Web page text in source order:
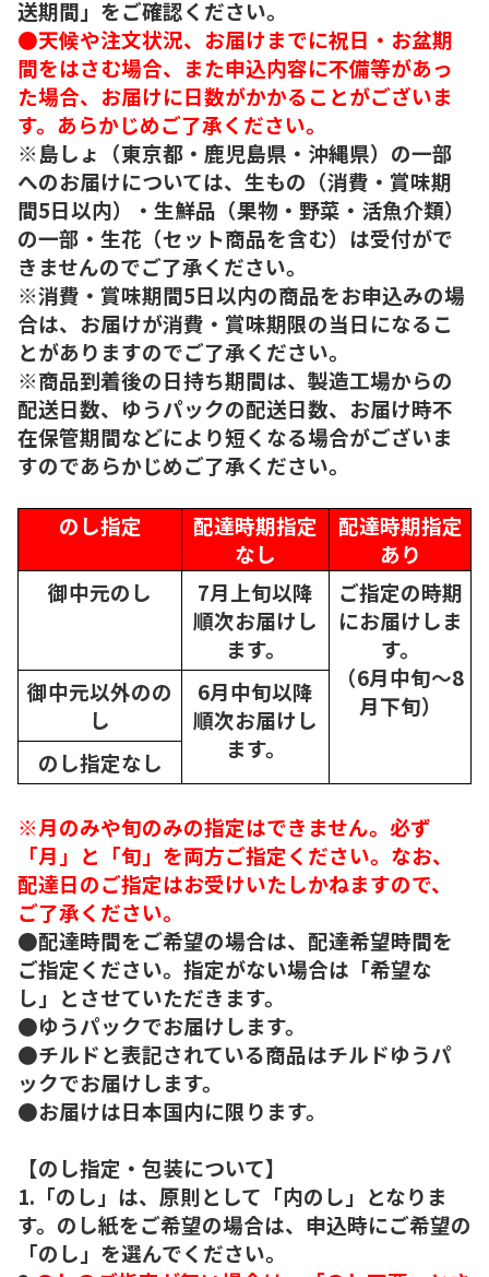
送期間」をご確認ください。
●天候や注文状況、お届けまでに祝日・お盆期
間をはさむ場合、また申込内容に不備等があっ
た場合、お届けに日数がかかることがございま
す。あらかじめご了承ください。
※島しょ（東京都・鹿児島県・沖縄県）の一部
へのお届けについては、生もの（消費・賞味期
間5日以内）・生鮮品（果物・野菜・活魚介類）
の一部・生花（セット商品を含む）は受付がで
きませんのでご了承ください。
※消費・賞味期間5日以内の商品をお申込みの場
合は、お届けが消費・賞味期限の当日になるこ
とがありますのでご了承ください。
※商品到着後の日持ち期間は、製造工場からの
配送日数、ゆうパックの配送日数、お届け時不
在保管期間などにより短くなる場合がございま
すのであらかじめご了承ください。
のし指定
配達時期指定
なし
配達時期指定
あり
御中元のし
7月上旬以降
順次お届けし
ます。
ご指定の時期
にお届けしま
す。
（6月中旬～8
月下旬）
御中元以外のの
し
6月中旬以降
順次お届けし
ます。
のし指定なし
※月のみや旬のみの指定はできません。必ず
「月」と「旬」を両方ご指定ください。なお、
配達日のご指定はお受けいたしかねますので、
ご了承ください。
●配達時間をご希望の場合は、配達希望時間を
ご指定ください。指定がない場合は「希望な
し」とさせていただきます。
●ゆうパックでお届けします。
●チルドと表記されている商品はチルドゆうパ
ックでお届けします。
●お届けは日本国内に限ります。
【のし指定・包装について】
1.「のし」は、原則として「内のし」となりま
す。のし紙をご希望の場合は、申込時にご希望の
「のし」を選んでください。